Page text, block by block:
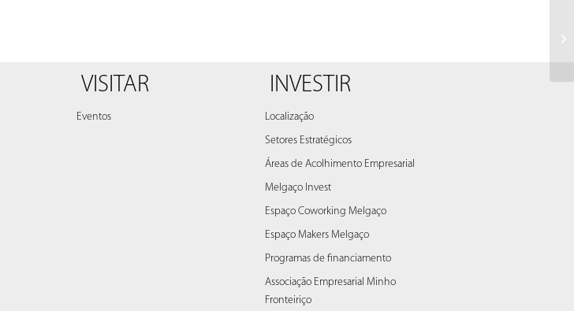
VISITAR
Eventos
INVESTIR
Localização
Setores Estratégicos
Áreas de Acolhimento Empresarial
Melgaço Invest
Espaço Coworking Melgaço
Espaço Makers Melgaço
Programas de financiamento
Associação Empresarial Minho
Fronteiriço